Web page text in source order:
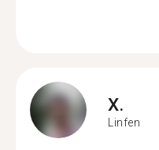
X.
Linfen